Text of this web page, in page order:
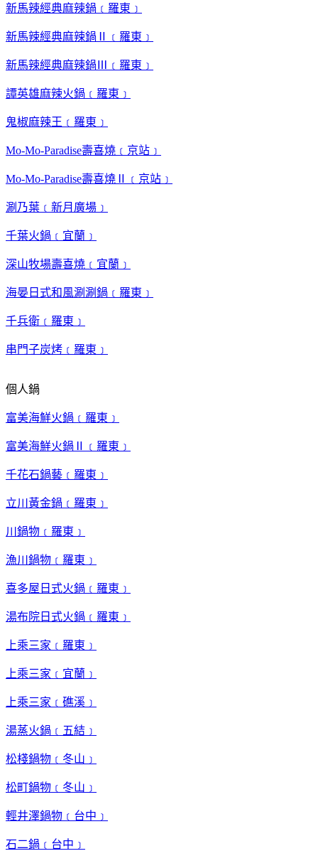
新馬辣經典麻辣鍋﹝羅東﹞
新馬辣經典麻辣鍋Ⅱ﹝羅東﹞
新馬辣經典麻辣鍋Ⅲ﹝羅東﹞
譚英雄麻辣火鍋﹝羅東﹞
鬼椒麻辣王﹝羅東﹞
Mo-Mo-Paradise壽喜燒﹝京站﹞
Mo-Mo-Paradise壽喜燒Ⅱ﹝京站﹞
涮乃葉﹝新月廣場﹞
千葉火鍋﹝宜蘭﹞
深山牧場壽喜燒﹝宜蘭﹞
海晏日式和風涮涮鍋﹝羅東﹞
千兵衛﹝羅東﹞
串門子炭烤﹝羅東﹞
個人鍋
富美海鮮火鍋﹝羅東﹞
富美海鮮火鍋Ⅱ﹝羅東﹞
千花石鍋藝﹝羅東﹞
立川黃金鍋﹝羅東﹞
川鍋物﹝羅東﹞
漁川鍋物﹝羅東﹞
喜多屋日式火鍋﹝羅東﹞
湯布院日式火鍋﹝羅東﹞
上乘三家﹝羅東﹞
上乘三家﹝宜蘭﹞
上乘三家﹝礁溪﹞
湯蒸火鍋﹝五結﹞
松棧鍋物﹝冬山﹞
松町鍋物﹝冬山﹞
輕井澤鍋物﹝台中﹞
石二鍋﹝台中﹞